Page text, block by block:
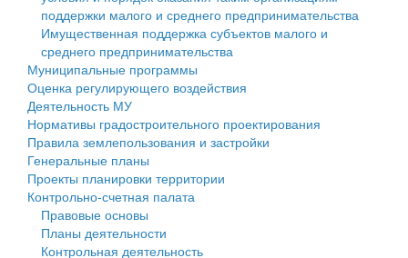
Деятельность МУ
Нормативы градостроительного проектирования
Правила землепользования и застройки
Генеральные планы
Проекты планировки территории
Собрание депутатов
Городское поселение
поддержки малого и среднего предпринимательства
Имущественная поддержка субъектов малого и
среднего предпринимательства
Муниципальные программы
Оценка регулирующего воздействия
Деятельность МУ
Нормативы градостроительного проектирования
Правила землепользования и застройки
Генеральные планы
Проекты планировки территории
Контрольно-счетная палата
Правовые основы
Планы деятельности
Контрольная деятельность